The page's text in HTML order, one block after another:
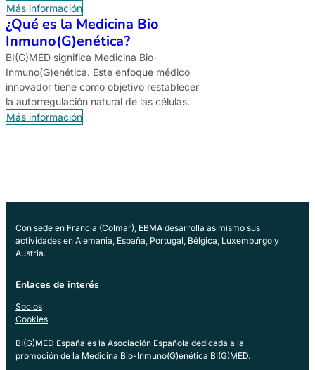
Más información
¿Qué es la Medicina Bio
Inmuno(G)enética?
BI(G)MED significa Medicina Bio-
Inmuno(G)enética. Este enfoque médico
innovador tiene como objetivo restablecer
la autorregulación natural de las células.
Más información
Con sede en Francia (Colmar), EBMA desarrolla asimismo sus
actividades en Alemania, España, Portugal, Bélgica, Luxemburgo y
Austria.
Enlaces de interés
Socios
Cookies
BI(G)MED España es la Asociación Española dedicada a la
promoción de la Medicina Bio-Inmuno(G)enética BI(G)MED.